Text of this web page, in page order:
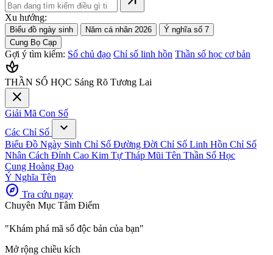
Xu hướng:
Biểu đồ ngày sinh Năm cá nhân 2026
Ý nghĩa số 7
Cung Bọ Cạp
Gợi ý tìm kiếm: Số chủ đạo Chỉ số linh hồn Thần số học cơ bản
spa
THẦN SỐ HỌC Sáng Rõ Tương Lai
close
Giải Mã Con Số
Các Chỉ Số
expand_more
Biểu Đồ Ngày Sinh Chỉ Số Đường Đời Chỉ Số Linh Hồn Chỉ Số
Nhân Cách Đỉnh Cao Kim Tự Tháp Mũi Tên Thần Số Học
Cung Hoàng Đạo
Ý Nghĩa Tên
explore Tra cứu ngay
Chuyên Mục Tâm Điểm
"Khám phá mã số độc bản của bạn"
Mở rộng chiều kích